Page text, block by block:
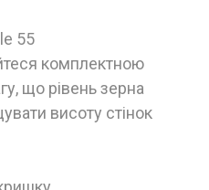
55
комплектною
що рівень зерна
висоту стінок